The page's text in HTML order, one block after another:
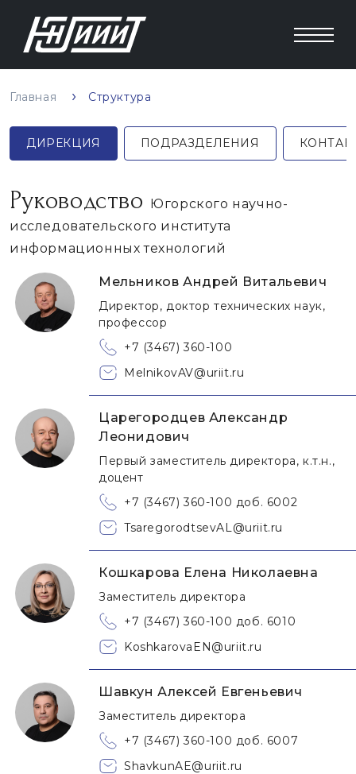
Главная Структура
ДИРЕКЦИЯ ПОДРАЗДЕЛЕНИЯ
Руководство Югорского научно-
исследовательского института
информационных технологий
Мельников Андрей Витальевич
Директор, доктор технических наук,
профессор
+7 (3467) 360-100
MelnikovAV@uriit.ru
Царегородцев Александр
Леонидович
Первый заместитель директора, к.т.н.,
доцент
+7 (3467) 360-100 доб. 6002
TsaregorodtsevAL@uriit.ru
Кошкарова Елена Николаевна
Заместитель директора
+7 (3467) 360-100 доб. 6010
KoshkarovaEN@uriit.ru
Шавкун Алексей Евгеньевич
Заместитель директора
+7 (3467) 360-100 доб. 6007
ShavkunAE@uriit.ru